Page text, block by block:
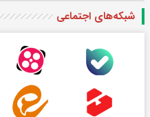
شبکه‌های اجتماعی